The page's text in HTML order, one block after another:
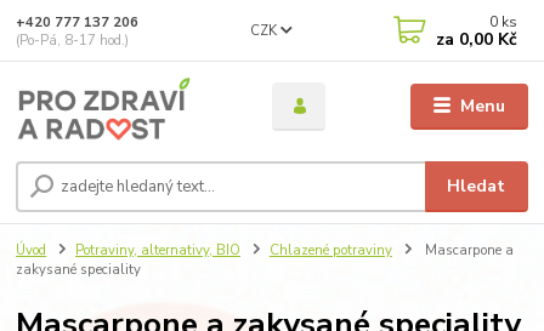
Menu
CZK
Hledat
+420 777 137 206
(Po-Pá, 8-17 hod.)
0 ks
za 0,00 Kč
Úvod Potraviny, alternativy, BIO Chlazené potraviny
Mascarpone a
zakysané speciality